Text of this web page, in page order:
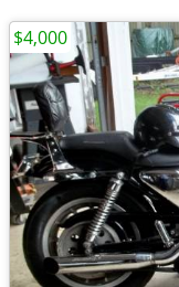
$4,000